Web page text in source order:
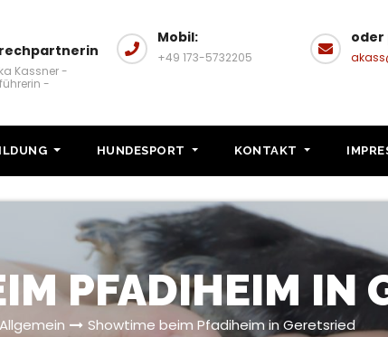
Kassner -
-
Mobil:
+49 173-5732205
oder
HUNDESPORT KONTAKT
PFADIHEIM IN
Allgemein Showtime beim Pfadiheim in Geretsried